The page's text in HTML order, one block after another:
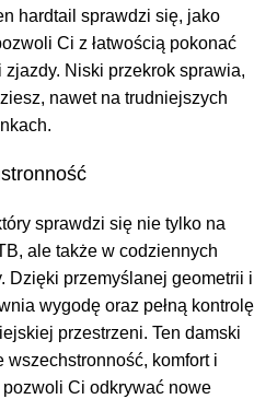
hardtail sprawdzi się, jako
Ci z łatwością pokonać
Niski przekrok sprawia,
nawet na trudniejszych
sprawdzi się nie tylko na
ale także w codziennych
Dzięki przemyślanej geometrii i
wygodę oraz pełną kontrolę
przestrzeni. Ten damski
wszechstronność, komfort i
Ci odkrywać nowe